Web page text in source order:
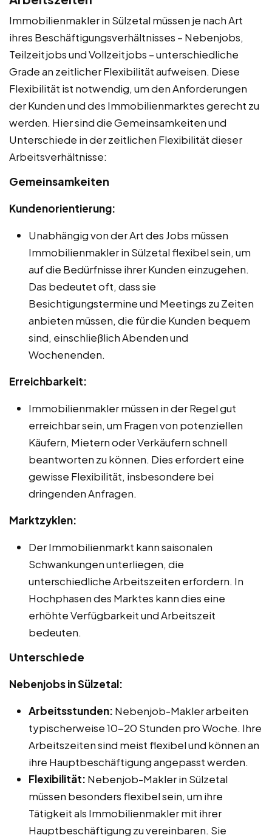
Immobilienmakler in Sülzetal müssen je nach Art
ihres Beschäftigungsverhältnisses – Nebenjobs,
Teilzeitjobs und Vollzeitjobs – unterschiedliche
Grade an zeitlicher Flexibilität aufweisen. Diese
Flexibilität ist notwendig, um den Anforderungen
der Kunden und des Immobilienmarktes gerecht zu
werden. Hier sind die Gemeinsamkeiten und
Unterschiede in der zeitlichen Flexibilität dieser
Arbeitsverhältnisse:
Gemeinsamkeiten
Kundenorientierung:
Unabhängig von der Art des Jobs müssen
Immobilienmakler in Sülzetal flexibel sein, um
auf die Bedürfnisse ihrer Kunden einzugehen.
Das bedeutet oft, dass sie
Besichtigungstermine und Meetings zu Zeiten
anbieten müssen, die für die Kunden bequem
sind, einschließlich Abenden und
Wochenenden.
Erreichbarkeit:
Immobilienmakler müssen in der Regel gut
erreichbar sein, um Fragen von potenziellen
Käufern, Mietern oder Verkäufern schnell
beantworten zu können. Dies erfordert eine
gewisse Flexibilität, insbesondere bei
dringenden Anfragen.
Marktzyklen:
Der Immobilienmarkt kann saisonalen
Schwankungen unterliegen, die
unterschiedliche Arbeitszeiten erfordern. In
Hochphasen des Marktes kann dies eine
erhöhte Verfügbarkeit und Arbeitszeit
bedeuten.
Unterschiede
Nebenjobs in Sülzetal:
Arbeitsstunden: Nebenjob-Makler arbeiten
typischerweise 10-20 Stunden pro Woche. Ihre
Arbeitszeiten sind meist flexibel und können an
ihre Hauptbeschäftigung angepasst werden.
Flexibilität: Nebenjob-Makler in Sülzetal
müssen besonders flexibel sein, um ihre
Tätigkeit als Immobilienmakler mit ihrer
Hauptbeschäftigung zu vereinbaren. Sie